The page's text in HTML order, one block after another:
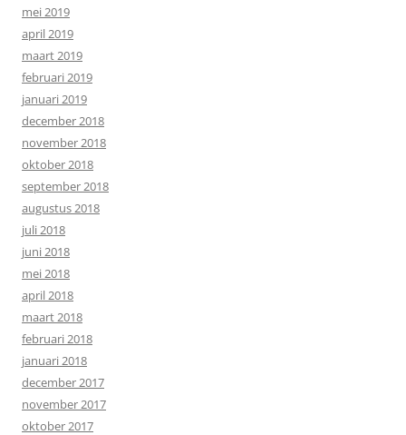
mei 2019
april 2019
maart 2019
februari 2019
januari 2019
december 2018
november 2018
oktober 2018
september 2018
augustus 2018
juli 2018
juni 2018
mei 2018
april 2018
maart 2018
februari 2018
januari 2018
december 2017
november 2017
oktober 2017